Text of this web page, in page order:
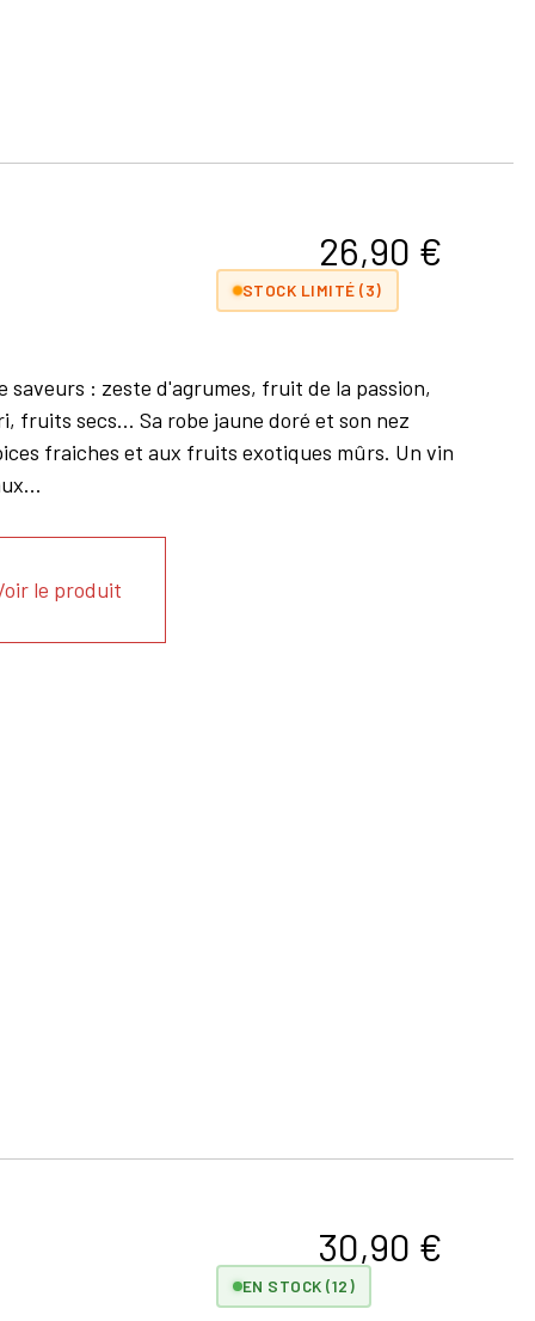
26,90 €
STOCK LIMITÉ (3)
: zeste d'agrumes, fruit de la passion,
secs... Sa robe jaune doré et son nez
fraiches et aux fruits exotiques mûrs. Un vin
le produit
30,90 €
EN STOCK (12)